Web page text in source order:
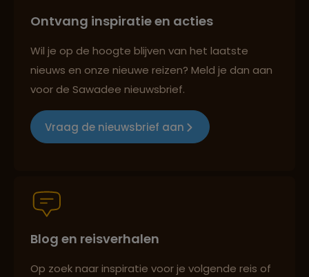
Groepsreizen mét indivuele vrijheid
Best beoordeelde reisroutes
Ontvang inspiratie en acties
Wil je op de hoogte blijven van het laatste
nieuws en onze nieuwe reizen? Meld je dan aan
voor de Sawadee nieuwsbrief.
Vraag de nieuwsbrief aan
Blog en reisverhalen
Op zoek naar inspiratie voor je volgende reis of